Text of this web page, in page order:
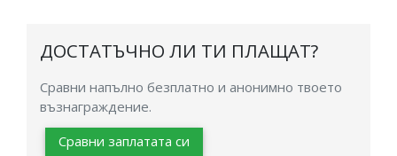
ДОСТАТЪЧНО ЛИ ТИ ПЛАЩАТ?
Сравни напълно безплатно и анонимно твоето
възнаграждение.
Сравни заплатата си